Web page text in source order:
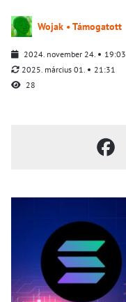
Wojak • Támogatott
2024. november 24.
19:03
2025. március 01.
21:31
28